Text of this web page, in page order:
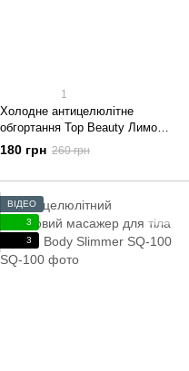
1
Холодне антицелюлітне
обгортання Top Beauty Лимон-
М'ята-Ламінарія 250 мл
180 грн 260 грн
ВІДЕО
3
3